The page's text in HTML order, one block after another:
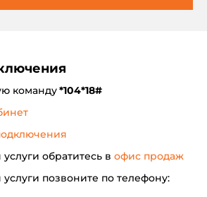
команду*104*18#
обратитесь в офис продаж
позвоните по телефону: